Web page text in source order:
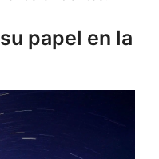
papel en la